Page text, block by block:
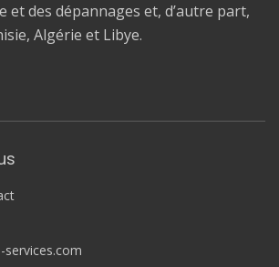
et des dépannages et, d’autre part,
Algérie et Libye.